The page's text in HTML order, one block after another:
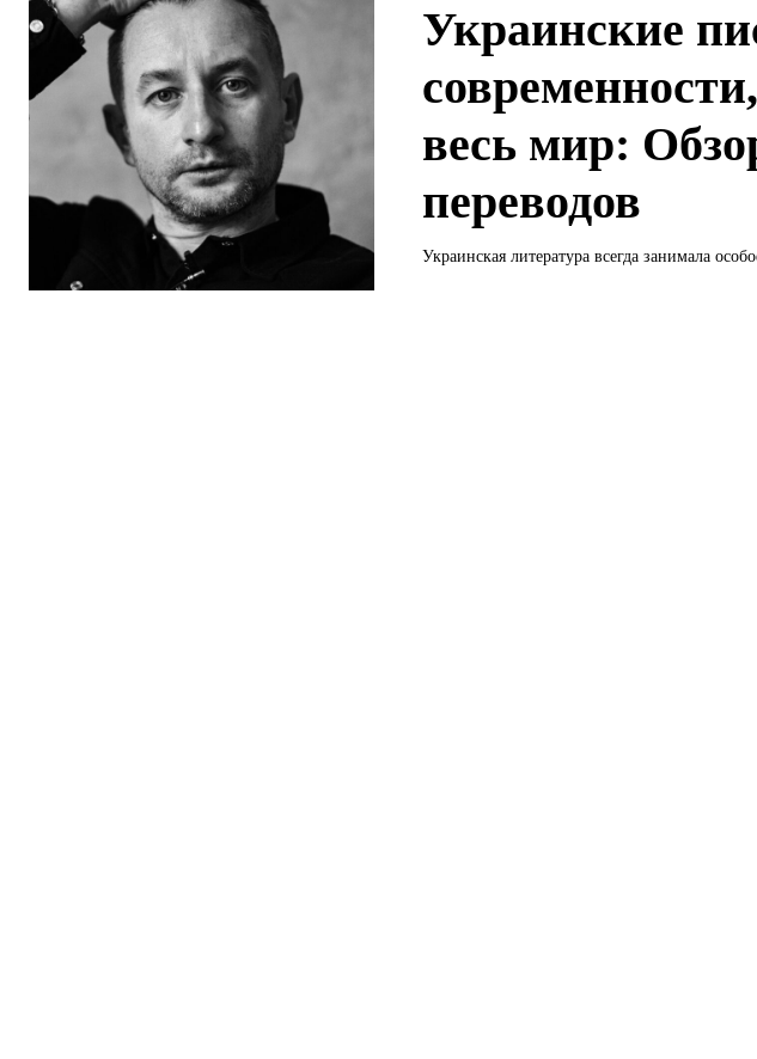
Украинские
весь мир:
переводов
Украинская литература всегда занимала